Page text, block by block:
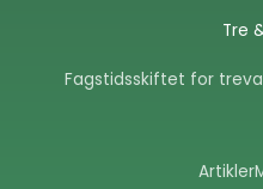
Tre
Fagstidsskiftet for
Artikler